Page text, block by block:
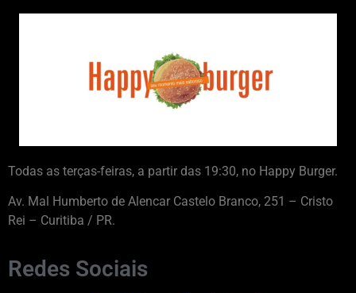
Todas as terças-feiras, a partir das 19:30, no Happy Burger.
Av. Mal Humberto de Alencar Castelo Branco, 251 – Cristo
Rei – Curitiba / PR.
Redes Sociais